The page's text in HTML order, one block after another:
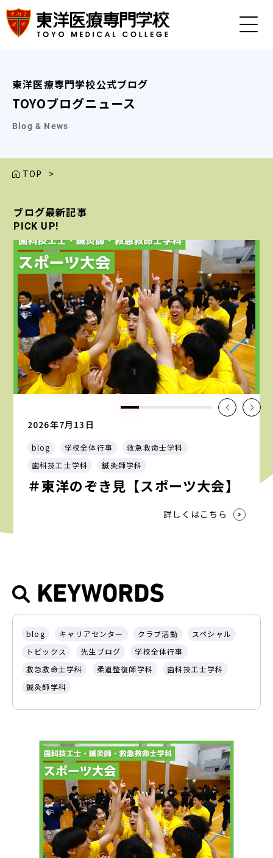
東洋医療専門学校公式ブログ
TOYOブログニュース
Blog & News
TOP >
ブログ最新記事
PICK UP!
2026年7月13日
blog 学校全体行事
救急救命士学科
歯科技工士学科
鍼灸師学科
＃東洋のぞき見【スポーツ大会】
詳しくはこちら
ブログ最新記事
PICK UP!
ブログ最新記事
PICK UP!
ブログ最新記事
PICK UP!
ブログ最新記事
PICK UP!
KEYWORDS
blog キャリアセンター クラブ活動
スペシャル
トピックス
先生ブログ
学校全体行事
救急救命士学科
柔道整復師学科
歯科技工士学科
鍼灸師学科